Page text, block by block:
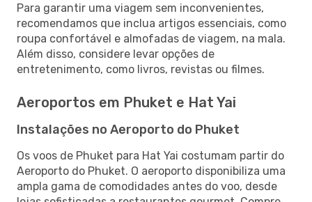
Para garantir uma viagem sem inconvenientes,
recomendamos que inclua artigos essenciais, como
roupa confortável e almofadas de viagem, na mala.
Além disso, considere levar opções de
entretenimento, como livros, revistas ou filmes.
Aeroportos em Phuket e Hat Yai
Instalações no Aeroporto do Phuket
Os voos de Phuket para Hat Yai costumam partir do
Aeroporto do Phuket. O aeroporto disponibiliza uma
ampla gama de comodidades antes do voo, desde